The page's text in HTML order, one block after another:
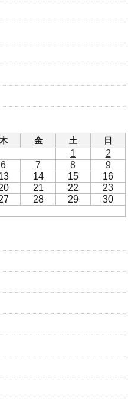
木 金 土 日
1
2
6 7 8
9
14 15
16
21 22
23
28 29
30